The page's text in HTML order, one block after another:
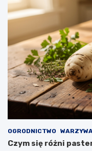
OGRODNICTWO WARZYWA
Czym się różni